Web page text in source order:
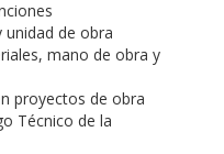
unidad de obra
mano de obra y
proyectos de obra
Técnico de la